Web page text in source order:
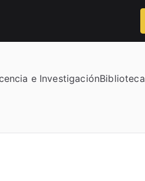
e InvestigaciónBiblioteca